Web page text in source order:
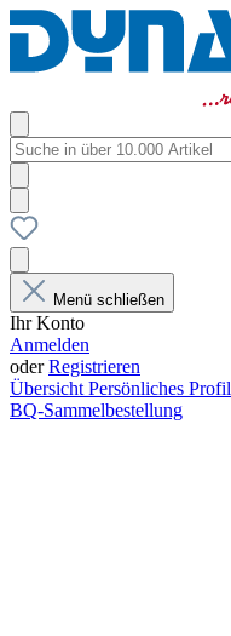
Menü schließen
Ihr Konto
Anmelden
oderRegistrieren
Übersicht Persönliches Profil
BQ-Sammelbestellung